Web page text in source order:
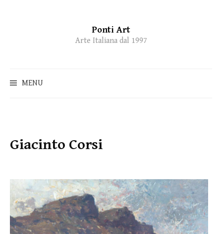
Ponti Art
Arte Italiana dal 1997
MENU
Giacinto Corsi